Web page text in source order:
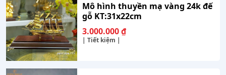
Mô hình thuyền mạ vàng 24k đế
gỗ KT:31x22cm
3.000.000₫
| Tiết kiệm |